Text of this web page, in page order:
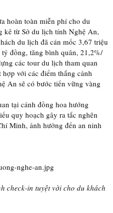
hoàn toàn miễn phí cho du
kê từ Sở du lịch tính Nghệ An,
du lịch đã cán mốc 3,67 triệu
đồng, tăng bình quân, 21,2%/
các tour du lịch tham quan
với các điểm thắng cảnh
An sẽ có bước tiến vững vàng
tại cánh đồng hoa hướng
quy hoạch gây ra tắc nghẽn
Minh, ảnh hưởng đến an ninh
check-in tuyệt vời cho du khách